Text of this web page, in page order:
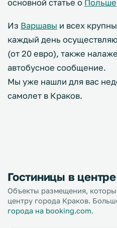
основной статье о Польше
Из Варшавы и всех
каждый день
(от 20 евро), также
автобусное сообщение.
Мы уже нашли для вас
самолет в Краков.
Гостиницы в
Объекты размещения,
центру города Краков.
города на booking.com.